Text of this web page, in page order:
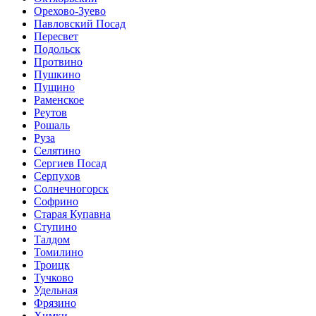
Орехово-Зуево
Павловский Посад
Пересвет
Подольск
Протвино
Пушкино
Пущино
Раменское
Реутов
Рошаль
Руза
Селятино
Сергиев Посад
Серпухов
Солнечногорск
Софрино
Старая Купавна
Ступино
Талдом
Томилино
Троицк
Тучково
Удельная
Фрязино